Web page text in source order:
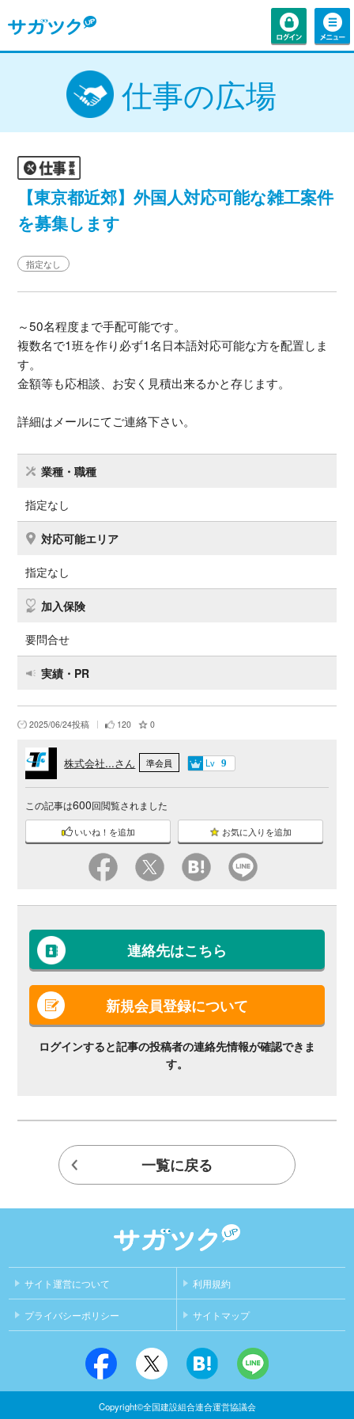
仕事の広場
【東京都近郊】外国人対応可能な雑工案件
を募集します
指定なし
株式会社...さん 準会員 Lv 9
この記事は600回閲覧されました
いいね！を追加 お気に入りを追加
2025/06/24投稿 120 0
業種・職種
指定なし
対応可能エリア
指定なし
加入保険
要問合せ
実績・PR
～50名程度まで手配可能です。
複数名で1班を作り必ず1名日本語対応可能な方を配置しま
す。
金額等も応相談、お安く見積出来るかと存じます。
詳細はメールにてご連絡下さい。
連絡先はこちら
新規会員登録について
ログインすると記事の投稿者の連絡先情報が確認できま
す。
一覧に戻る
サイト運営について 利用規約
プライバシーポリシー サイトマップ
Copyright©全国建設組合連合運営協議会